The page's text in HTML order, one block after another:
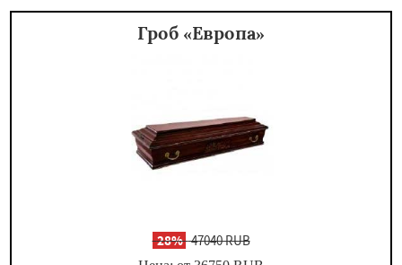
Гроб «Европа»
-28%47040 RUB